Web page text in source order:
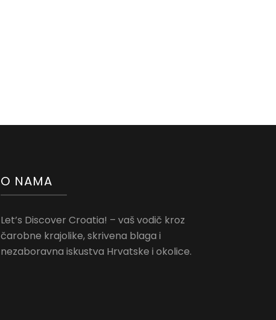
O NAMA
Let’s Discover Croatia! – vaš vodič kroz
čarobne krajolike, skrivena blaga i
nezaboravna iskustva Hrvatske i okolice.